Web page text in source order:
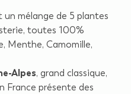
mélange de 5 plantes
toutes 100%
Menthe, Camomille,
Alpes, grand classique,
France présente des